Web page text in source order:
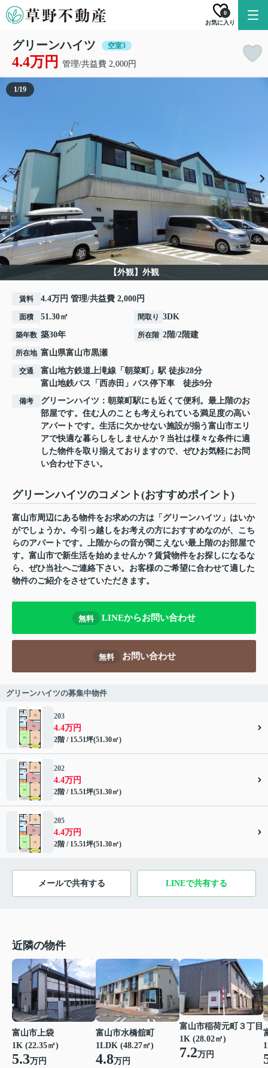
お気に入り
0
グリーンハイツ 空室3
4.4万円 管理/共益費 2,000円
【外観】外観
1/19
賃料 4.4万円 管理/共益費 2,000円
面積 51.30㎡ 間取り 3DK
築年数 築30年 所在階 2階/2階建
所在地 富山県富山市黒瀬
交通 富山地方鉄道上滝線 「 朝菜町
」駅 徒歩28分
富山地鉄バス「西赤田」バス停下車 徒歩9分
備考
グリーンハイツ：朝菜町駅にも近くて便利。最上階のお
部屋です。住む人のことも考えられている満足度の高い
アパートです。生活に欠かせない施設が揃う富山市エリ
アで快適な暮らしをしませんか？当社は様々な条件に適
した物件を取り揃えておりますので、ぜひお気軽にお問
い合わせ下さい。
グリーンハイツのコメント(おすすめポイント)
富山市周辺にある物件をお求めの方は「グリーンハイツ」はいか
がでしょうか。今引っ越しをお考えの方におすすめなのが、こち
らのアパートです。上階からの音が聞こえない最上階のお部屋で
す。富山市で新生活を始めませんか？賃貸物件をお探しになるな
ら、ぜひ当社へご連絡下さい。お客様のご希望に合わせて適した
物件のご紹介をさせていただきます。
無料 LINEからお問い合わせ
無料 お問い合わせ
グリーンハイツの募集中物件
203
4.4万円
2階 / 15.51坪(51.30㎡)
202
4.4万円
2階 / 15.51坪(51.30㎡)
205
4.4万円
2階 / 15.51坪(51.30㎡)
メールで共有する LINEで共有する
近隣の物件
富山市上袋
1K (22.35㎡)
5.3万円
富山市水橋舘町
1LDK (48.27㎡)
4.8万円
富山市稲荷元町３丁目
1K (28.02㎡)
7.2万円